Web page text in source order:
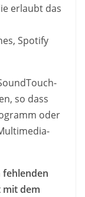
erlaubt das
Spotify
so dass
oder
mit dem